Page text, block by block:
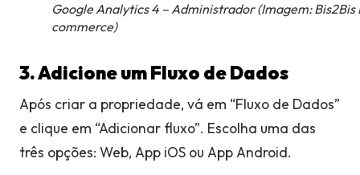
Google Analytics 4 – Administrador (Imagem: Bis2Bis
commerce)
3. Adicione um Fluxo de Dados
Após criar a propriedade, vá em “Fluxo de Dados”
e clique em “Adicionar fluxo”. Escolha uma das
três opções: Web, App iOS ou App Android.